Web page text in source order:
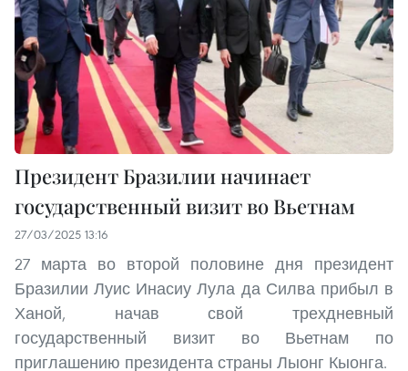
Президент Бразилии начинает
государственный визит во Вьетнам
27/03/2025 13:16
27 марта во второй половине дня президент
Бразилии Луис Инасиу Лула да Силва прибыл в
Ханой, начав свой трехдневный
государственный визит во Вьетнам по
приглашению президента страны Лыонг Кыонга.